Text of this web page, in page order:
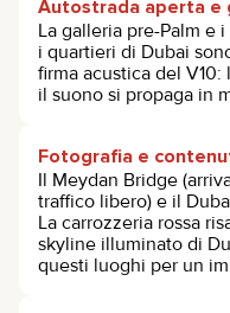
Autostrada aperta e
La galleria pre-Palm e
i quartieri di Dubai
firma acustica del
il suono si propaga in
Fotografia e
Il Meydan Bridge
traffico libero) e il
La carrozzeria rossa
skyline illuminato di
questi luoghi per un